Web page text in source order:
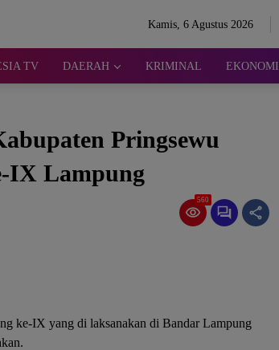
Kamis, 6 Agustus 2026
TV DAERAH KRIMINAL EKONOMI
Pringsewu
IX Lampung
560
ke-IX yang di laksanakan di Bandar Lampung